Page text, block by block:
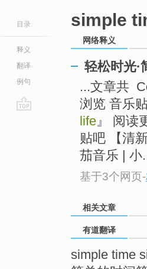
目录
释义
翻译
例句
simple
网络释义
轻松时光·
...文章共
浏览 音乐
life』 阅读
贴吧 【清
茄音乐 | 小
基于3个网页-
相关文章
有道翻译
simple time